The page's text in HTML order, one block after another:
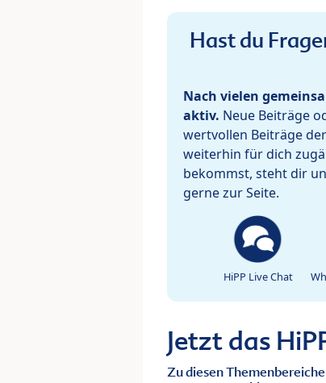
Hast du
Nach vielen
aktiv. Neue Beiträge
wertvollen Beiträge
weiterhin für dich
bekommst, steht dir
gerne zur Seite.
HiPP Live Chat
Jetzt das
Zu diesen